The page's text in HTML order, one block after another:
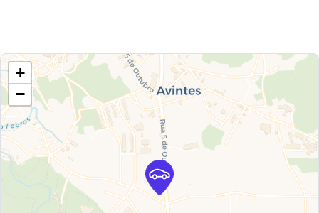
+
−